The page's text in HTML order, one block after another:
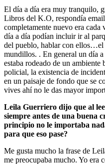
El día a día era muy tranquilo,
Libros del K.O, respondía
completamente nuevo era cada
día a día podían incluir ir al
del pueblo, hablar con ellos…el
mundillos. . En general un día
estaba rodeado de un ambiente
policial, la existencia de
en un paisaje de fondo que se
vives ahí no le das mayor
Leila Guerriero dijo que al
siempre antes de una buena
principio no le importaba
para que eso pase?
Me gusta mucho la frase de
me preocupaba mucho. Yo era